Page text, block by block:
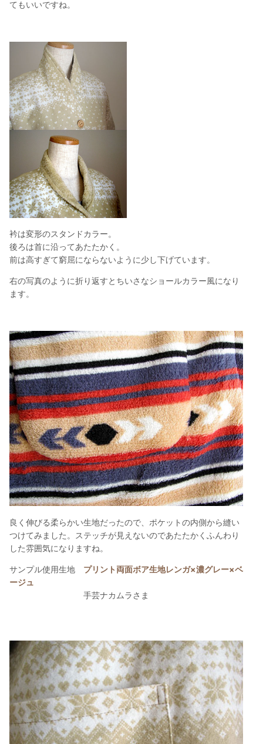
てもいいですね。
衿は変形のスタンドカラー。
後ろは首に沿ってあたたかく。
前は高すぎて窮屈にならないように少し下げています。
右の写真のように折り返すとちいさなショールカラー風になり
ます。
良く伸びる柔らかい生地だったので、ポケットの内側から縫い
つけてみました。ステッチが見えないのであたたかくふんわり
した雰囲気になりますね。
サンプル使用生地 プリント両面ボア生地レンガ×濃グレー×ベ
ージュ
手芸ナカムラさま